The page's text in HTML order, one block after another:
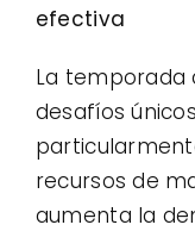
efectiva
La temporada
desafíos
recursos de
aumenta la